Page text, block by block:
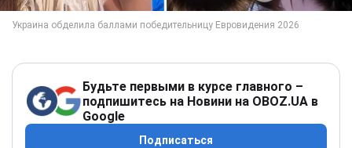
Будьте первыми в курсе главного –
подпишитесь на Новини на OBOZ.UA в
Google
Подписаться